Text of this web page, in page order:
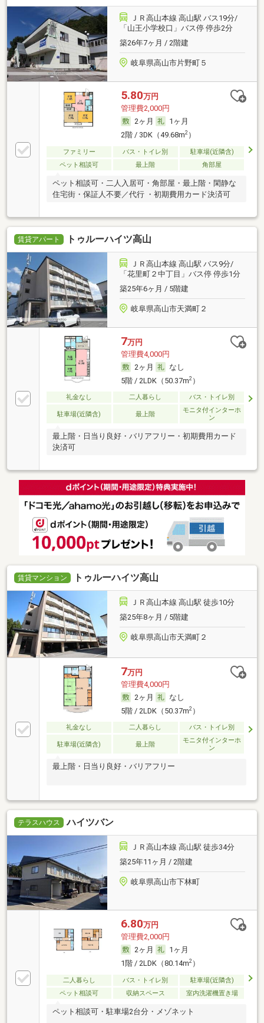
ＪＲ高山本線 高山駅 バス19分/
「山王小学校口」バス停 停歩2分
築26年7ヶ月 / 2階建
岐阜県高山市片野町５
5.80万円
管理費2,000円
2ヶ月
1ヶ月
2階 / 3DK（49.68m2）
ファミリー バス・トイレ別
駐車場(近隣含)
ペット相談可
最上階 角部屋
ペット相談可・二人入居可・角部屋・最上階・閑静な
住宅街・保証人不要／代行 ・初期費用カード決済可
賃貸アパート トゥルーハイツ高山
ＪＲ高山本線 高山駅 バス9分/
「花里町２中丁目」バス停 停歩1分
築25年6ヶ月 / 5階建
岐阜県高山市天満町２
7万円
管理費4,000円
2ヶ月
なし
5階 / 2LDK（50.37m2）
礼金なし 二人暮らし バス・トイレ別
駐車場(近隣含) 最上階
モニタ付インターホ
ン
最上階・日当り良好・バリアフリー・初期費用カード
決済可
賃貸マンション トゥルーハイツ高山
ＪＲ高山本線 高山駅 徒歩10分
築25年8ヶ月 / 5階建
岐阜県高山市天満町２
7万円
管理費4,000円
2ヶ月
なし
5階 / 2LDK（50.37m2）
礼金なし 二人暮らし バス・トイレ別
駐車場(近隣含) 最上階
モニタ付インターホ
ン
最上階・日当り良好・バリアフリー
テラスハウス ハイツバン
ＪＲ高山本線 高山駅 徒歩34分
築25年11ヶ月 / 2階建
岐阜県高山市下林町
6.80万円
管理費2,000円
2ヶ月
1ヶ月
1階 / 2LDK（80.14m2）
二人暮らし バス・トイレ別
駐車場(近隣含)
ペット相談可
収納スペース 室内洗濯機置き場
ペット相談可・駐車場2台分・メゾネット